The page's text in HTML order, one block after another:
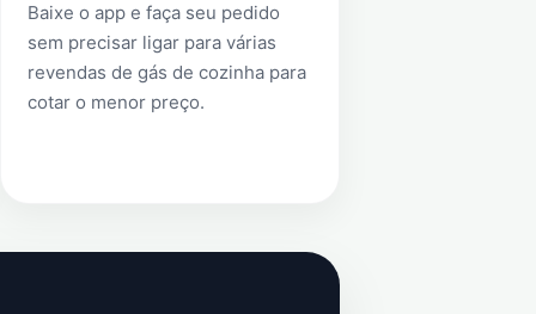
Baixe o app e faça seu pedido
sem precisar ligar para várias
revendas de gás de cozinha para
cotar o menor preço.